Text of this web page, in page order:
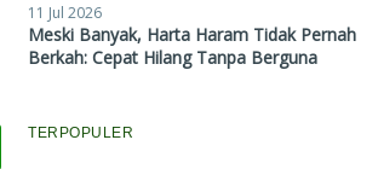
11 Jul 2026
Meski Banyak, Harta Haram Tidak Pernah
Berkah: Cepat Hilang Tanpa Berguna
TERPOPULER